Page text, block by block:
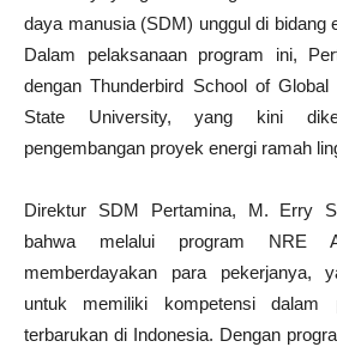
daya manusia (SDM) unggul di bidang
Dalam pelaksanaan program ini,
dengan Thunderbird School of Global
State University, yang kini
pengembangan proyek energi ramah
Direktur SDM Pertamina, M. Erry
bahwa melalui program NRE
memberdayakan para pekerjanya,
untuk memiliki kompetensi dalam
terbarukan di Indonesia. Dengan